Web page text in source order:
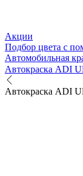
Акции
Подбор цвета с
Автомобильная
Автокраска ADI
Автокраска ADI